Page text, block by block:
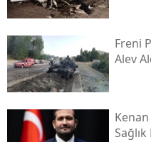
Freni
Alev